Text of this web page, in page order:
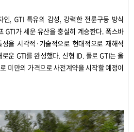
인 , GTI 특유의 감성 강력한 전륜구동 방식
GTI가세운 유산을 충실히 계승한다. 폭스바
성을 시각적 · 기술적으로 현대적으로 재해석
로운 GTI를 완성했다. 신형 ID. 폴로 GTI는 올
미만의 가격으로 사전계약을 시작할예정이